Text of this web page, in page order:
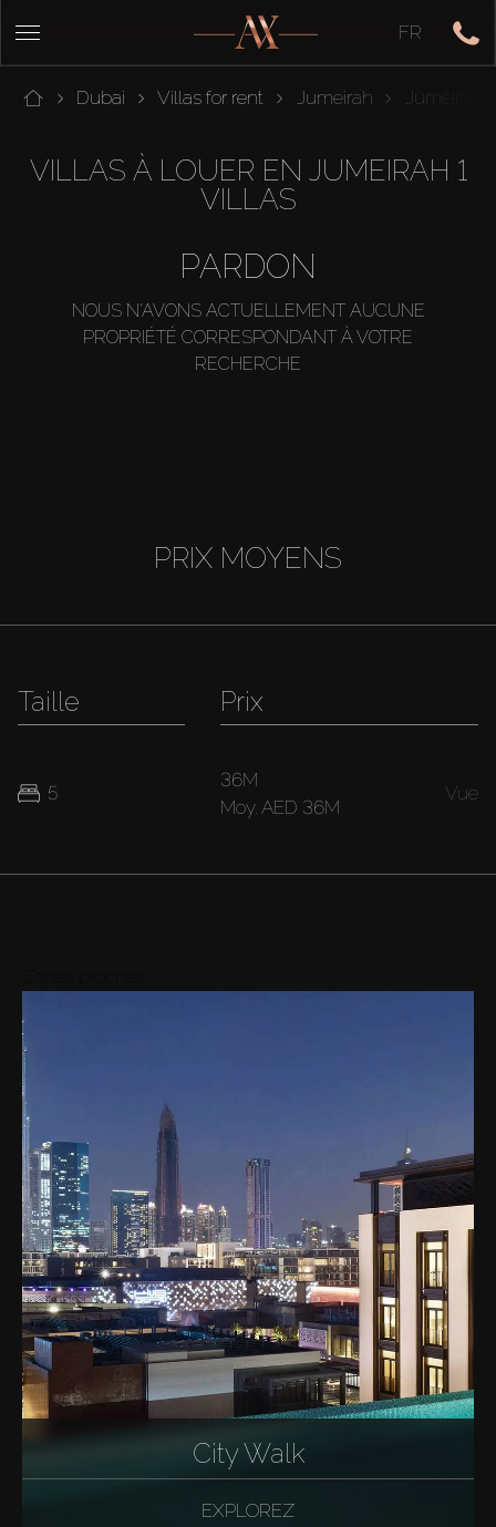
FR
Dubai Villas for rent Jumeirah Jumeirah 1
VILLAS À LOUER EN JUMEIRAH 1
VILLAS
PARDON
NOUS N'AVONS ACTUELLEMENT AUCUNE
PROPRIÉTÉ CORRESPONDANT À VOTRE
RECHERCHE
PRIX MOYENS
Taille
5
Prix
36M
Moy. AED 36M
Vue
City Walk
EXPLOREZ